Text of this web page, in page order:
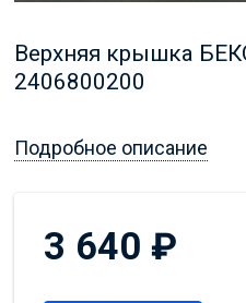
Верхняя крышка
2406800200
Подробное описание
3 640 ₽